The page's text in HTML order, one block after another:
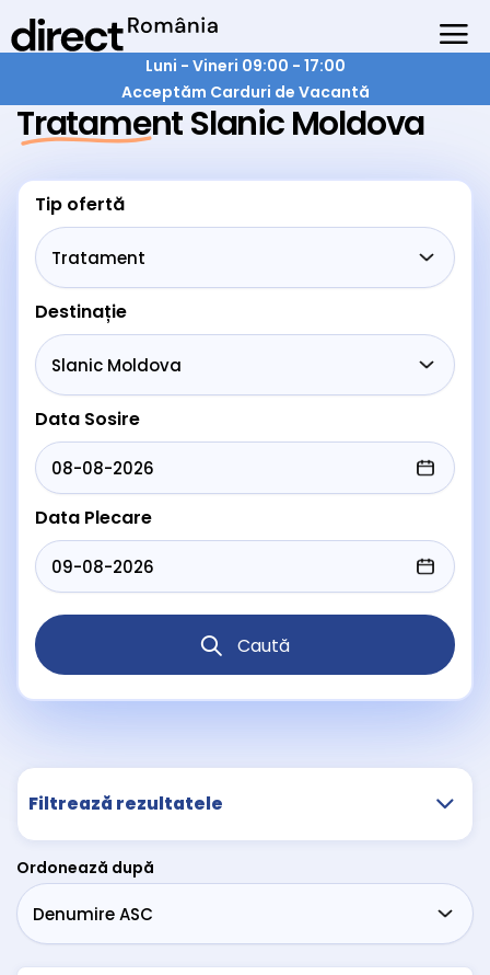
Luni - Vineri 09:00 - 17:00
Acceptăm Carduri de Vacantă
Tratament Slanic Moldova
Tip ofertă
Destinație
Data Sosire
Data Plecare
Caută
Filtrează rezultatele
Ordonează după